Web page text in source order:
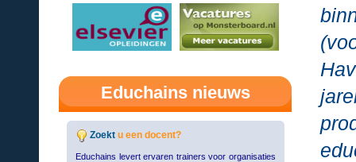
Educhains nieuws
Zoekt u een docent?
Educhains levert ervaren trainers voor organisaties